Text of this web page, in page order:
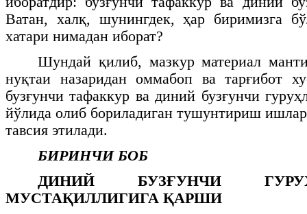
Ватан, халқ, шунингдек, ҳар биримизга
хатари нимадан иборат?
Шундай қилиб, мазкур материал
нуқтаи назаридан оммабоп ва тарғибот
бузғунчи тафаккур ва диний бузғунчи
йўлида олиб бориладиган тушунтириш
тавсия этилади.
БИРИНЧИ БОБ
ДИНИЙ БУЗҒУНЧИ
МУСТАҚИЛЛИГИГА ҚАРШИ